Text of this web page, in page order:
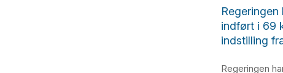
indført i 69
indstilling
Regeringen